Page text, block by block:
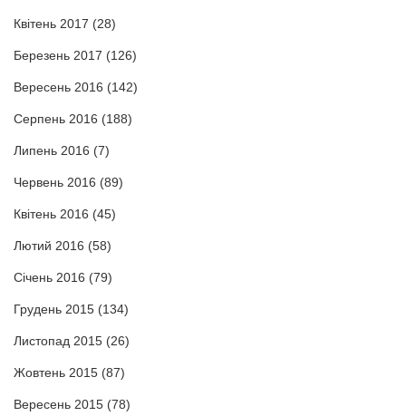
Квітень 2017 (28)
Березень 2017 (126)
Вересень 2016 (142)
Серпень 2016 (188)
Липень 2016 (7)
Червень 2016 (89)
Квітень 2016 (45)
Лютий 2016 (58)
Січень 2016 (79)
Грудень 2015 (134)
Листопад 2015 (26)
Жовтень 2015 (87)
Вересень 2015 (78)